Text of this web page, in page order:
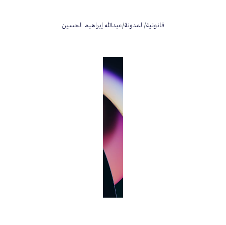
قانونية/المدونة/عبدالله إبراهيم الحسين